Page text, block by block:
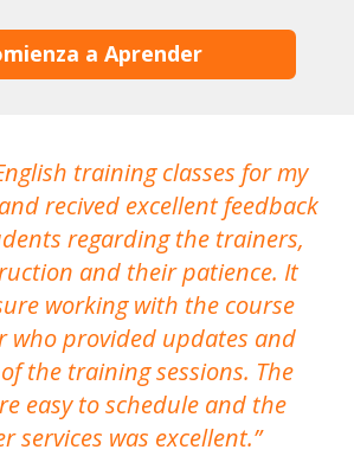
a Aprender
training classes for my
recived excellent feedback
regarding the trainers,
and their patience. It
working with the course
who provided updates and
the training sessions. The
easy to schedule and the
services was excellent.